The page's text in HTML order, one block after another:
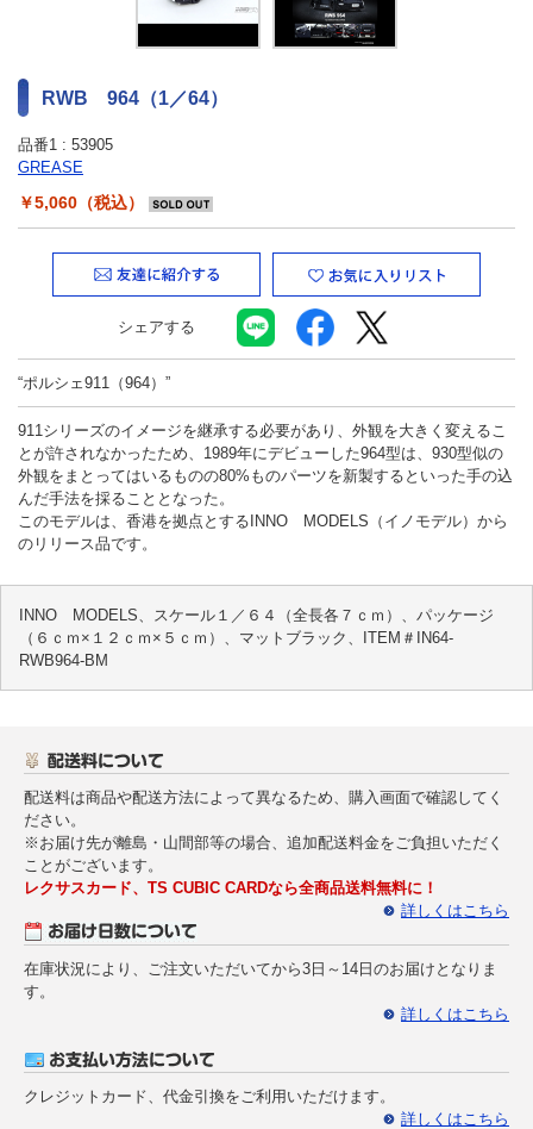
RWB 964（1／64）
品番1 : 53905
GREASE
￥5,060（税込）
シェアする
“ポルシェ911（964）”
911シリーズのイメージを継承する必要があり、外観を大きく変えるこ
とが許されなかったため、1989年にデビューした964型は、930型似の
外観をまとってはいるものの80%ものパーツを新製するといった手の込
んだ手法を採ることとなった。
このモデルは、香港を拠点とするINNO MODELS（イノモデル）から
のリリース品です。
INNO MODELS、スケール１／６４（全長各７ｃｍ）、パッケージ
（６ｃｍ×１２ｃｍ×５ｃｍ）、マットブラック、ITEM＃IN64-
RWB964-BM
配送料は商品や配送方法によって異なるため、購入画面で確認してく
ださい。
※お届け先が離島・山間部等の場合、追加配送料金をご負担いただく
ことがございます。
レクサスカード、TS CUBIC CARDなら全商品送料無料に！
詳しくはこちら
在庫状況により、ご注文いただいてから3日～14日のお届けとなりま
す。
詳しくはこちら
クレジットカード、代金引換をご利用いただけます。
詳しくはこちら